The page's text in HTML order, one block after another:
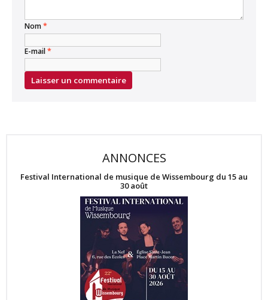
Nom*
E-mail*
ANNONCES
Festival International de musique de Wissembourg du 15 au
30 août